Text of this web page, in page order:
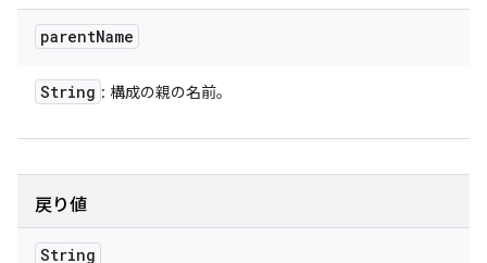
parentName
String : 構成の親の名前。
戻り値
String